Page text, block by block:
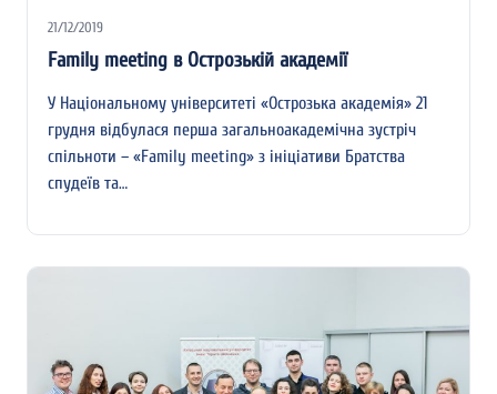
21/12/2019
Family meeting в Острозькій академії
У Національному університеті «Острозька академія» 21
грудня відбулася перша загальноакадемічна зустріч
спільноти – «Family meeting» з ініціативи Братства
спудеїв та…